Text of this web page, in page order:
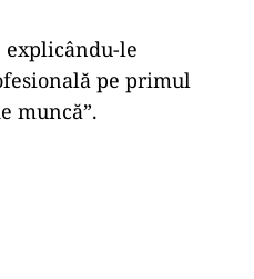
explicându-le
pe primul
muncă”.